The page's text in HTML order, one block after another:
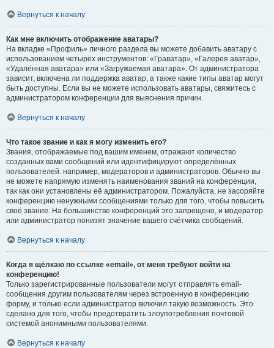
Вернуться к началу
Как мне включить отображение аватары?
На вкладке «Профиль» личного раздела вы можете добавить аватару с
использованием четырёх инструментов: «Граватар», «Галерея аватар»,
«Удалённая аватара» или «Загружаемая аватара». От администратора
зависит, включена ли поддержка аватар, а также какие типы аватар могут
быть доступны. Если вы не можете использовать аватары, свяжитесь с
администратором конференции для выяснения причин.
Вернуться к началу
Что такое звание и как я могу изменить его?
Звания, отображаемые под вашим именем, отражают количество
созданных вами сообщений или идентифицируют определённых
пользователей: например, модераторов и администраторов. Обычно вы
не можете напрямую изменять наименования званий на конференции,
так как они установлены её администратором. Пожалуйста, не засоряйте
конференцию ненужными сообщениями только для того, чтобы повысить
своё звание. На большинстве конференций это запрещено, и модератор
или администратор понизят значение вашего счётчика сообщений.
Вернуться к началу
Когда я щёлкаю по ссылке «email», от меня требуют войти на
конференцию!
Только зарегистрированные пользователи могут отправлять email-
сообщения другим пользователям через встроенную в конференцию
форму, и только если администратор включил такую возможность. Это
сделано для того, чтобы предотвратить злоупотребления почтовой
системой анонимными пользователями.
Вернуться к началу